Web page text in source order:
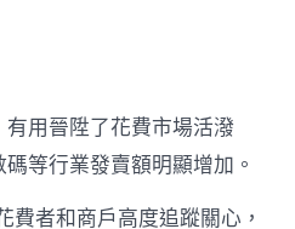
用晉陞了花費市場活潑
等行業發賣額明顯增加。
費者和商戶高度追蹤關心，